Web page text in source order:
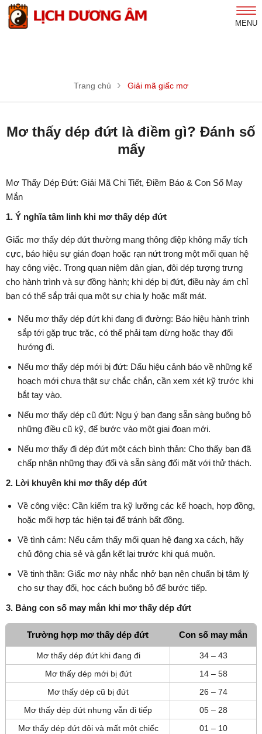
MENU
Trang chủ Giải mã giấc mơ
Mơ thấy dép đứt là điềm gì? Đánh số
mấy
Mơ Thấy Dép Đứt: Giải Mã Chi Tiết, Điềm Báo & Con Số May
Mắn
1. Ý nghĩa tâm linh khi mơ thấy dép đứt
Giấc mơ thấy dép đứt thường mang thông điệp không mấy tích
cực, báo hiệu sự gián đoạn hoặc rạn nứt trong một mối quan hệ
hay công việc. Trong quan niệm dân gian, đôi dép tượng trưng
cho hành trình và sự đồng hành; khi dép bị đứt, điều này ám chỉ
bạn có thể sắp trải qua một sự chia ly hoặc mất mát.
Nếu mơ thấy dép đứt khi đang đi đường: Báo hiệu hành trình
sắp tới gặp trục trặc, có thể phải tạm dừng hoặc thay đổi
hướng đi.
Nếu mơ thấy dép mới bị đứt: Dấu hiệu cảnh báo về những kế
hoạch mới chưa thật sự chắc chắn, cần xem xét kỹ trước khi
bắt tay vào.
Nếu mơ thấy dép cũ đứt: Ngụ ý bạn đang sẵn sàng buông bỏ
những điều cũ kỹ, để bước vào một giai đoạn mới.
Nếu mơ thấy đi dép đứt một cách bình thản: Cho thấy bạn đã
chấp nhận những thay đổi và sẵn sàng đối mặt với thử thách.
2. Lời khuyên khi mơ thấy dép đứt
Về công việc: Cần kiểm tra kỹ lưỡng các kế hoạch, hợp đồng,
hoặc mối hợp tác hiện tại để tránh bất đồng.
Về tình cảm: Nếu cảm thấy mối quan hệ đang xa cách, hãy
chủ động chia sẻ và gắn kết lại trước khi quá muộn.
Về tinh thần: Giấc mơ này nhắc nhở bạn nên chuẩn bị tâm lý
cho sự thay đổi, học cách buông bỏ để bước tiếp.
3. Bảng con số may mắn khi mơ thấy dép đứt
Trường hợp mơ thấy dép đứt Con số may mắn
Mơ thấy dép đứt khi đang đi
34 – 43
Mơ thấy dép mới bị đứt
14 – 58
Mơ thấy dép cũ bị đứt
26 – 74
Mơ thấy dép đứt nhưng vẫn đi tiếp
05 – 28
Mơ thấy dép đứt đôi và mất một chiếc
01 – 10